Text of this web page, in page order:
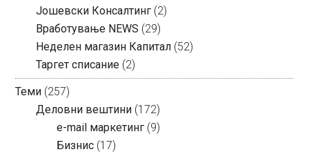
Јошевски Консалтинг (2)
Вработување NEWS (29)
Неделен магазин Капитал (52)
Таргет списание (2)
Теми (257)
Деловни вештини (172)
e-mail маркетинг (9)
Бизнис (17)